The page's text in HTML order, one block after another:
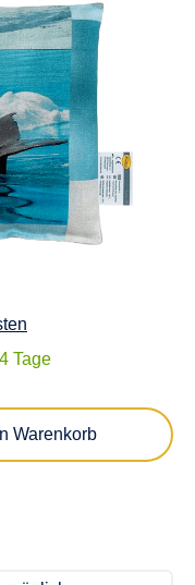
Tage
Warenkorb